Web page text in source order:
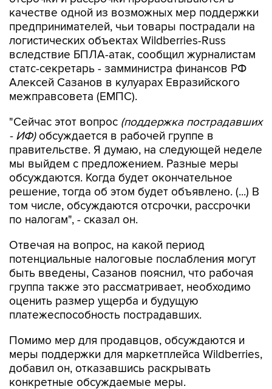
качестве одной из возможных мер поддержки
предпринимателей, чьи товары пострадали на
логистических объектах Wildberries-Russ
вследствие БПЛА-атак, сообщил журналистам
статс-секретарь - замминистра финансов РФ
Алексей Сазанов в кулуарах Евразийского
межправсовета (ЕМПС).
"Сейчас этот вопрос (поддержка пострадавших
- ИФ)обсуждается в рабочей группе в
правительстве. Я думаю, на следующей неделе
мы выйдем с предложением. Разные меры
обсуждаются. Когда будет окончательное
решение, тогда об этом будет объявлено. (...) В
том числе, обсуждаются отсрочки, рассрочки
по налогам", - сказал он.
Отвечая на вопрос, на какой период
потенциальные налоговые послабления могут
быть введены, Сазанов пояснил, что рабочая
группа также это рассматривает, необходимо
оценить размер ущерба и будущую
платежеспособность пострадавших.
Помимо мер для продавцов, обсуждаются и
меры поддержки для маркетплейса Wildberries,
добавил он, отказавшись раскрывать
конкретные обсуждаемые меры.